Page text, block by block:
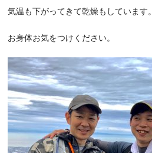
気温も下がってきて乾燥もしています。
お身体お気をつけください。